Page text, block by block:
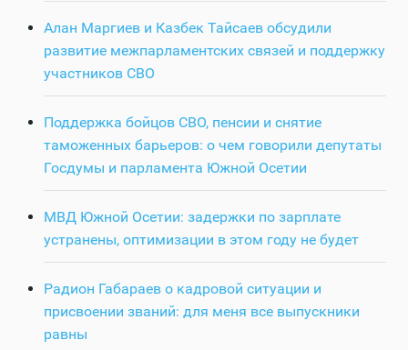
Алан Маргиев и Казбек Тайсаев обсудили
развитие межпарламентских связей и поддержку
участников СВО
Поддержка бойцов СВО, пенсии и снятие
таможенных барьеров: о чем говорили депутаты
Госдумы и парламента Южной Осетии
МВД Южной Осетии: задержки по зарплате
устранены, оптимизации в этом году не будет
Радион Габараев о кадровой ситуации и
присвоении званий: для меня все выпускники
равны